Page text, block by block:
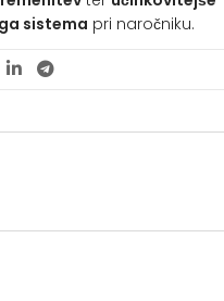
sistema pri naročniku.